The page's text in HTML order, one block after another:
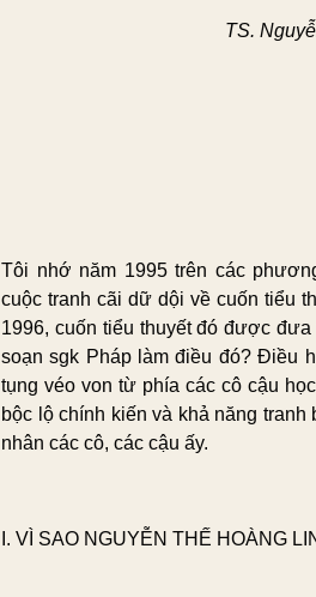
TS.
Tôi nhớ năm 1995 trên các
cuộc tranh cãi dữ dội về cuốn tiểu
1996, cuốn tiểu thuyết đó được
soạn sgk Pháp làm điều đó? Điều
tụng véo von từ phía các cô cậu
bộc lộ chính kiến và khả năng
nhân các cô, các cậu ấy.
I. VÌ SAO NGUYỄN THẾ HOÀNG